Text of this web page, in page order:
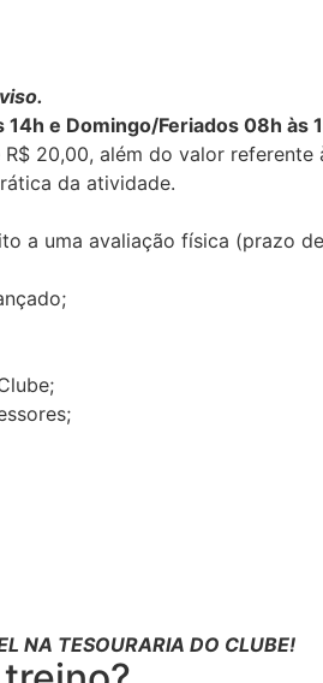
14h e Domingo/Feriados 08h às
20,00, além do valor
da atividade.
a uma avaliação física (prazo
NA TESOURARIA DO CLUBE!